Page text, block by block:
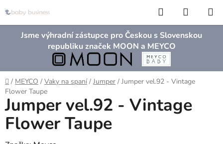
na
obsah
Jsme výhradní zástupce pro Českou s Slovenskou
republiku značek MOON a MEYCO
Hledat
KOŠÍK
Domů
/ MEYCO / Vaky na spaní / Jumper / Jumper vel.92 - Vintage
Flower Taupe
Jumper vel.92 - Vintage
Flower Taupe